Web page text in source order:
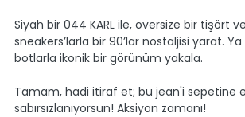
Siyah bir 044 KARL ile, oversize bir tişört
sneakers’larla bir 90’lar nostaljisi yarat.
botlarla ikonik bir görünüm yakala.
Tamam, hadi itiraf et; bu jean'i sepetine
sabırsızlanıyorsun! Aksiyon zamanı!